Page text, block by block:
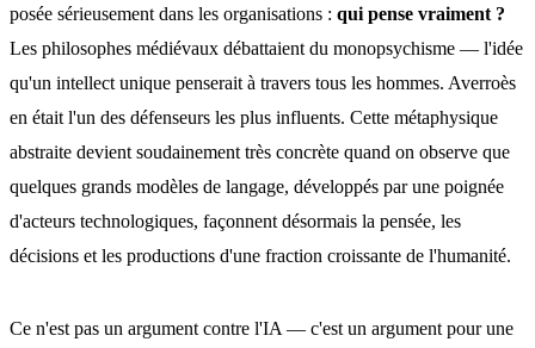
posée sérieusement dans les organisations : qui pense vraiment ?
Les philosophes médiévaux débattaient du monopsychisme — l'idée
qu'un intellect unique penserait à travers tous les hommes. Averroès
en était l'un des défenseurs les plus influents. Cette métaphysique
abstraite devient soudainement très concrète quand on observe que
quelques grands modèles de langage, développés par une poignée
d'acteurs technologiques, façonnent désormais la pensée, les
décisions et les productions d'une fraction croissante de l'humanité.
Ce n'est pas un argument contre l'IA — c'est un argument pour une